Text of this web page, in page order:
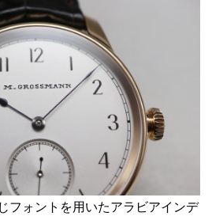
フォントを用いたアラビアインデ